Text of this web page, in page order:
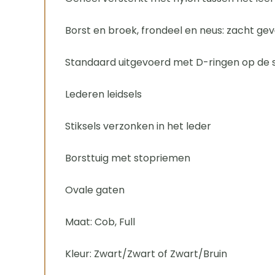
Borst en broek, frondeel en neus: zacht
Standaard uitgevoerd met D-ringen op de
Lederen leidsels
Stiksels verzonken in het leder
Borsttuig met stopriemen
Ovale gaten
Maat: Cob, Full
Kleur: Zwart/Zwart of Zwart/Bruin